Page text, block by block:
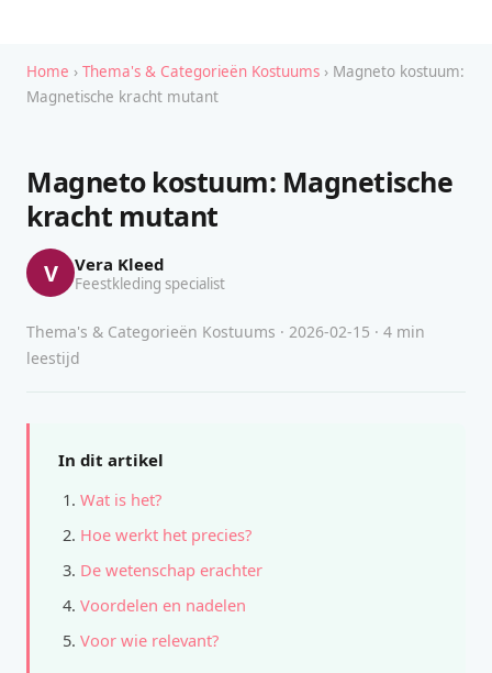
Home › Thema's & Categorieën Kostuums › Magneto kostuum:
Magnetische kracht mutant
Magneto kostuum: Magnetische
kracht mutant
V Vera Kleed
Feestkleding specialist
Thema's & Categorieën Kostuums · 2026-02-15 · 4 min
leestijd
In dit artikel
Wat is het?
Hoe werkt het precies?
De wetenschap erachter
Voordelen en nadelen
Voor wie relevant?